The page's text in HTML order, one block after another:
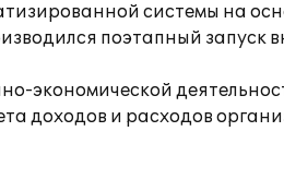
системы на
поэтапный запуск
экономической
доходов и расходов